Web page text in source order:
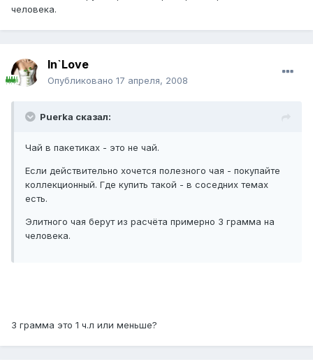
человека.
In`Love
Опубликовано 17 апреля, 2008
Puerka сказал:
Чай в пакетиках - это не чай.
Если действительно хочется полезного чая - покупайте
коллекционный. Где купить такой - в соседних темах
есть.
Элитного чая берут из расчёта примерно 3 грамма на
человека.
3 грамма это 1 ч.л или меньше?